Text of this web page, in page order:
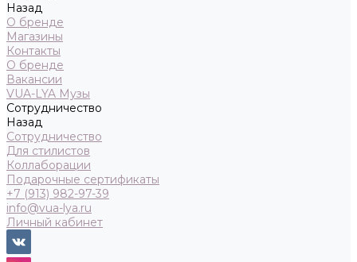
Назад
О бренде
Магазины
Контакты
О бренде
Вакансии
VUA-LYA Музы
Сотрудничество
Назад
Сотрудничество
Для стилистов
Коллаборации
Подарочные сертификаты
+7 (913) 982-97-39
info@vua-lya.ru
Личный кабинет